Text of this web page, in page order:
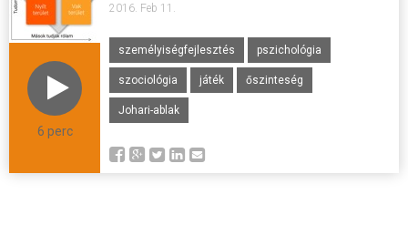
6 perc
2016. Feb 11.
személyiségfejlesztés pszichológia
szociológia játék őszinteség
Johari-ablak